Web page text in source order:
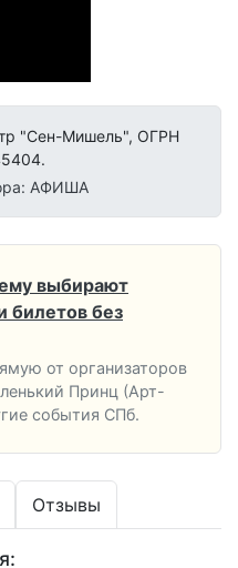
"Сен-Мишель", ОГРН
АФИША
выбирают
без
от организаторов
Принц (Арт-
события СПб.
Отзывы